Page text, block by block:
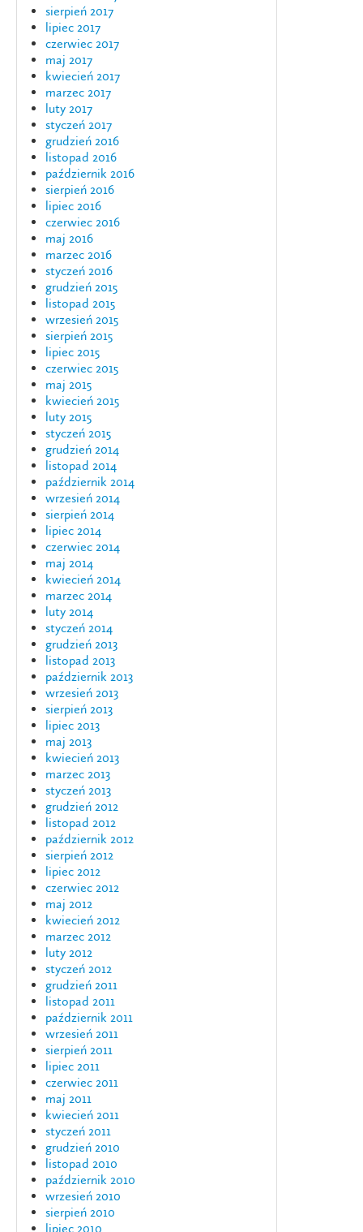
sierpień 2017
lipiec 2017
czerwiec 2017
maj 2017
kwiecień 2017
marzec 2017
luty 2017
styczeń 2017
grudzień 2016
listopad 2016
październik 2016
sierpień 2016
lipiec 2016
czerwiec 2016
maj 2016
marzec 2016
styczeń 2016
grudzień 2015
listopad 2015
wrzesień 2015
sierpień 2015
lipiec 2015
czerwiec 2015
maj 2015
kwiecień 2015
luty 2015
styczeń 2015
grudzień 2014
listopad 2014
październik 2014
wrzesień 2014
sierpień 2014
lipiec 2014
czerwiec 2014
maj 2014
kwiecień 2014
marzec 2014
luty 2014
styczeń 2014
grudzień 2013
listopad 2013
październik 2013
wrzesień 2013
sierpień 2013
lipiec 2013
maj 2013
kwiecień 2013
marzec 2013
styczeń 2013
grudzień 2012
listopad 2012
październik 2012
sierpień 2012
lipiec 2012
czerwiec 2012
maj 2012
kwiecień 2012
marzec 2012
luty 2012
styczeń 2012
grudzień 2011
listopad 2011
październik 2011
wrzesień 2011
sierpień 2011
lipiec 2011
czerwiec 2011
maj 2011
kwiecień 2011
styczeń 2011
grudzień 2010
listopad 2010
październik 2010
wrzesień 2010
sierpień 2010
lipiec 2010